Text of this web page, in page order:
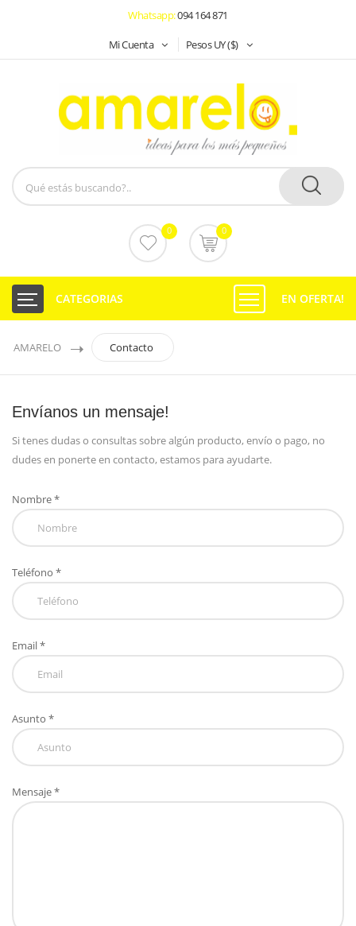
Whatsapp:094 164 871
Mi Cuenta Pesos UY ($)
0 0
EN OFERTA!
CATEGORIAS
AMARELO Contacto
Envíanos un mensaje!
Si tenes dudas o consultas sobre algún producto, envío o pago, no
dudes en ponerte en contacto, estamos para ayudarte.
Nombre *
Teléfono *
Email *
Asunto *
Mensaje *